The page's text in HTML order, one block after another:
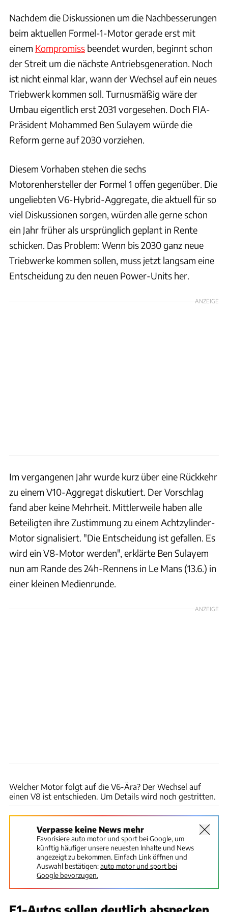
Nachdem die Diskussionen um die Nachbesserungen
beim aktuellen Formel-1-Motor gerade erst mit
einem Kompromiss beendet wurden, beginnt schon
der Streit um die nächste Antriebsgeneration. Noch
ist nicht einmal klar, wann der Wechsel auf ein neues
Triebwerk kommen soll. Turnusmäßig wäre der
Umbau eigentlich erst 2031 vorgesehen. Doch FIA-
Präsident Mohammed Ben Sulayem würde die
Reform gerne auf 2030 vorziehen.
Diesem Vorhaben stehen die sechs
Motorenhersteller der Formel 1 offen gegenüber. Die
ungeliebten V6-Hybrid-Aggregate, die aktuell für so
viel Diskussionen sorgen, würden alle gerne schon
ein Jahr früher als ursprünglich geplant in Rente
schicken. Das Problem: Wenn bis 2030 ganz neue
Triebwerke kommen sollen, muss jetzt langsam eine
Entscheidung zu den neuen Power-Units her.
ANZEIGE
Im vergangenen Jahr wurde kurz über eine Rückkehr
zu einem V10-Aggregat diskutiert. Der Vorschlag
fand aber keine Mehrheit. Mittlerweile haben alle
Beteiligten ihre Zustimmung zu einem Achtzylinder-
Motor signalisiert. "Die Entscheidung ist gefallen. Es
wird ein V8-Motor werden", erklärte Ben Sulayem
nun am Rande des 24h-Rennens in Le Mans (13.6.) in
einer kleinen Medienrunde.
ANZEIGE
Welcher Motor folgt auf die V6-Ära? Der Wechsel auf
einen V8 ist entschieden. Um Details wird noch gestritten.
Verpasse keine News mehr
Favorisiere auto motor und sport bei Google, um
künftig häufiger unsere neuesten Inhalte und News
angezeigt zu bekommen. Einfach Link öffnen und
Auswahl bestätigen:auto motor und sport bei
Google bevorzugen.